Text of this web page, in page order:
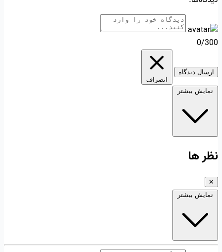
0/300
ارسال دیدگاه
انصراف
نمایش بیشتر
نظر ها
✕
نمایش بیشتر